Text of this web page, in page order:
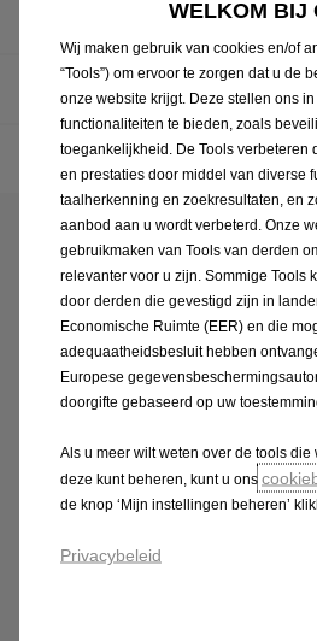
Raad van Bestuur
Social Media
Ontdek
WELKOM BIJ
Wij maken gebruik van cookies en/of
“Tools”) om ervoor te zorgen dat u de
onze website krijgt. Deze stellen ons
functionaliteiten te bieden, zoals
toegankelijkheid. De Tools verbeteren
en prestaties door middel van diverse
taalherkenning en zoekresultaten, en
aanbod aan u wordt verbeterd. Onze
gebruikmaken van Tools van derden
relevanter voor u zijn. Sommige Tools
door derden die gevestigd zijn in
Economische Ruimte (EER) en die
adequaatheidsbesluit hebben
Europese
doorgifte gebaseerd op uw
Als u meer wilt weten over de tools
deze kunt beheren, kunt u ons
de knop ‘Mijn instellingen beheren’
Privacybeleid